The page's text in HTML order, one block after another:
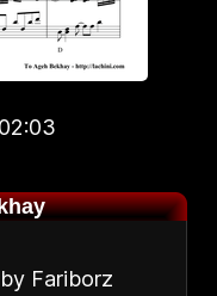
Fariborz